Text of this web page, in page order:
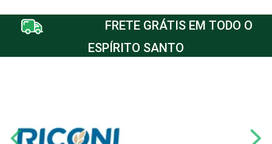
FRETE GRÁTIS EM TODO O
ESPÍRITO SANTO